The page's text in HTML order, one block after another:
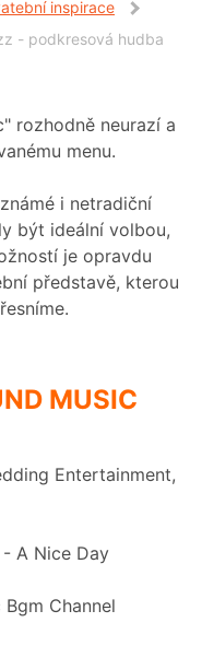
inspirace
- podkresová hudba
rozhodně neurazí a
menu.
i netradiční
být ideální volbou,
je opravdu
představě, kterou
MUSIC
Entertainment,
A Nice Day
Channel